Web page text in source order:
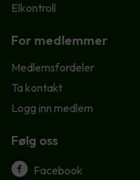
Elkontroll
For medlemmer
Medlemsfordeler
Ta kontakt
Logg inn medlem
Følg oss
Facebook